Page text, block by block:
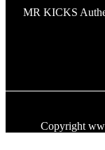
MR KICKS
Copyright